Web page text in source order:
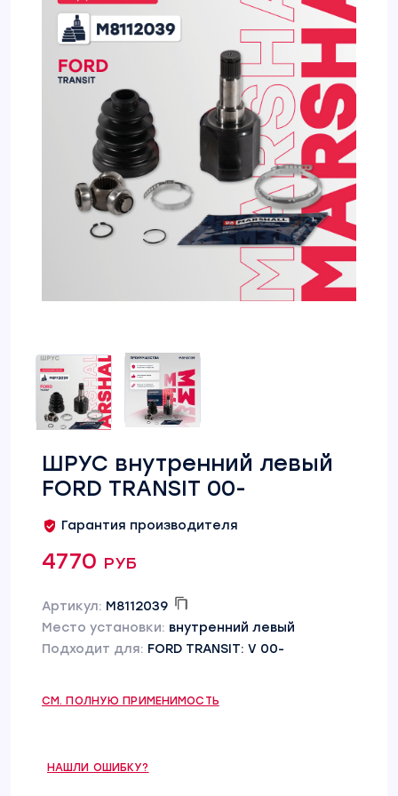
ШРУС внутренний левый
FORD TRANSIT 00-
Гарантия производителя
4770 руб
Артикул: M8112039
Место установки: внутренний левый
Подходит для: FORD TRANSIT: V 00-
СМ. ПОЛНУЮ ПРИМЕНИМОСТЬ
НАШЛИ ОШИБКУ?